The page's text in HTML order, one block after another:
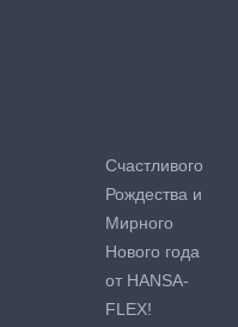
Счастливого
Рождества и
Мирного
Нового года
от HANSA-
FLEX!